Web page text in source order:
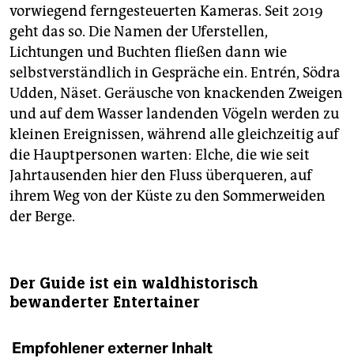
vorwiegend ferngesteuerten Kameras. Seit 2019
geht das so. Die Namen der Uferstellen,
Lichtungen und Buchten fließen dann wie
selbstverständlich in Gespräche ein. Entrén, Södra
Udden, Näset. Geräusche von knackenden Zweigen
und auf dem Wasser landenden Vögeln werden zu
kleinen Ereignissen, während alle gleichzeitig auf
die Hauptpersonen warten: ­Elche, die wie seit
Jahrtausenden hier den Fluss überqueren, auf
ihrem Weg von der Küste zu den Sommerweiden
der Berge.
Der Guide ist ein waldhistorisch
bewanderter Entertainer
Empfohlener externer Inhalt